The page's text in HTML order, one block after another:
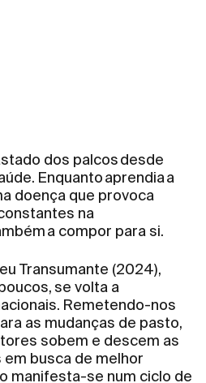
dos palcos desde
Enquanto aprendia a
doença que provoca
na
a compor para si.
Transumante (2024),
se volta a
Remetendo-nos
as mudanças de pasto,
sobem e descem as
busca de melhor
manifesta-se num ciclo de